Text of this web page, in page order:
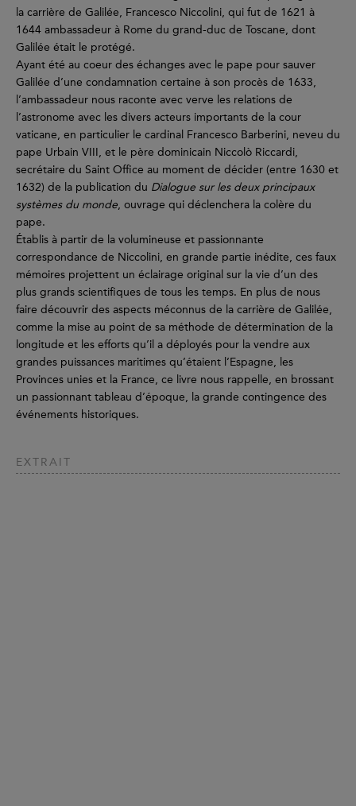
la carrière de Galilée, Francesco Niccolini, qui fut de 1621 à
1644 ambassadeur à Rome du grand-duc de Toscane, dont
Galilée était le protégé.
Ayant été au coeur des échanges avec le pape pour sauver
Galilée d’une condamnation certaine à son procès de 1633,
l’ambassadeur nous raconte avec verve les relations de
l’astronome avec les divers acteurs importants de la cour
vaticane, en particulier le cardinal Francesco Barberini, neveu du
pape Urbain VIII, et le père dominicain Niccolò Riccardi,
secrétaire du Saint Office au moment de décider (entre 1630 et
1632) de la publication du Dialogue sur les deux principaux
systèmes du monde, ouvrage qui déclenchera la colère du
pape.
Établis à partir de la volumineuse et passionnante
correspondance de Niccolini, en grande partie inédite, ces faux
mémoires projettent un éclairage original sur la vie d’un des
plus grands scientifiques de tous les temps. En plus de nous
faire découvrir des aspects méconnus de la carrière de Galilée,
comme la mise au point de sa méthode de détermination de la
longitude et les efforts qu’il a déployés pour la vendre aux
grandes puissances maritimes qu’étaient l’Espagne, les
Provinces unies et la France, ce livre nous rappelle, en brossant
un passionnant tableau d’époque, la grande contingence des
événements historiques.
EXTRAIT